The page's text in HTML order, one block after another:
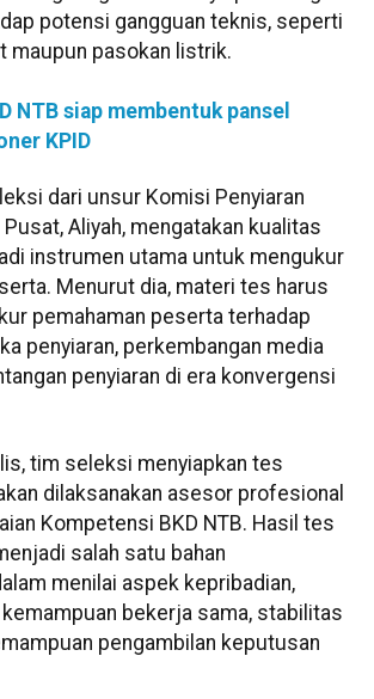
potensi gangguan teknis, seperti
maupun pasokan listrik.
NTB siap membentuk pansel
KPID
dari unsur Komisi Penyiaran
Pusat, Aliyah, mengatakan kualitas
instrumen utama untuk mengukur
Menurut dia, materi tes harus
pemahaman peserta terhadap
penyiaran, perkembangan media
penyiaran di era konvergensi
tim seleksi menyiapkan tes
dilaksanakan asesor profesional
Kompetensi BKD NTB. Hasil tes
salah satu bahan
menilai aspek kepribadian,
bekerja sama, stabilitas
pengambilan keputusan